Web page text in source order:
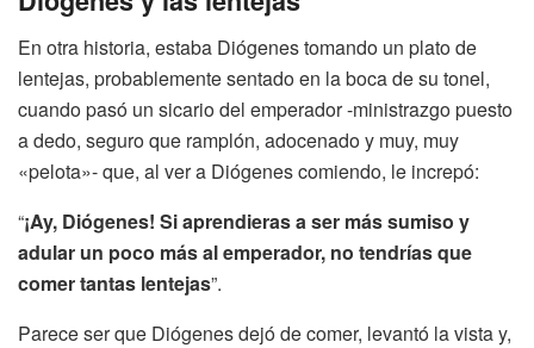
En otra historia, estaba Diógenes tomando un plato de
lentejas, probablemente sentado en la boca de su tonel,
cuando pasó un sicario del emperador -ministrazgo puesto
a dedo, seguro que ramplón, adocenado y muy, muy
«pelota»- que, al ver a Diógenes comiendo, le increpó:
“¡Ay, Diógenes! Si aprendieras a ser más sumiso y
adular un poco más al emperador, no tendrías que
comer tantas lentejas”.
Parece ser que Diógenes dejó de comer, levantó la vista y,